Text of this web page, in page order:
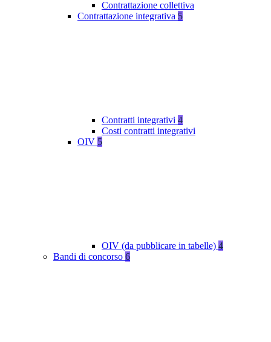
Contrattazione collettiva
Contrattazione integrativa 5
Contratti integrativi 4
Costi contratti integrativi
OIV 5
OIV (da pubblicare in tabelle) 4
Bandi di concorso 6